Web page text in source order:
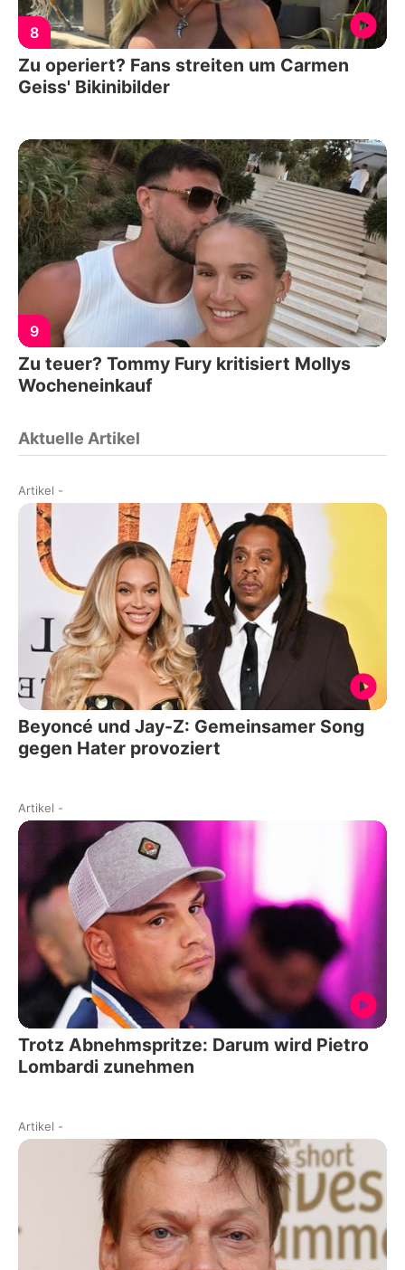
8
Zu operiert? Fans streiten um Carmen
Geiss' Bikinibilder
9
Zu teuer? Tommy Fury kritisiert Mollys
Wocheneinkauf
Aktuelle Artikel
Artikel -
Beyoncé und Jay-Z: Gemeinsamer Song
gegen Hater provoziert
Artikel -
Trotz Abnehmspritze: Darum wird Pietro
Lombardi zunehmen
Artikel -